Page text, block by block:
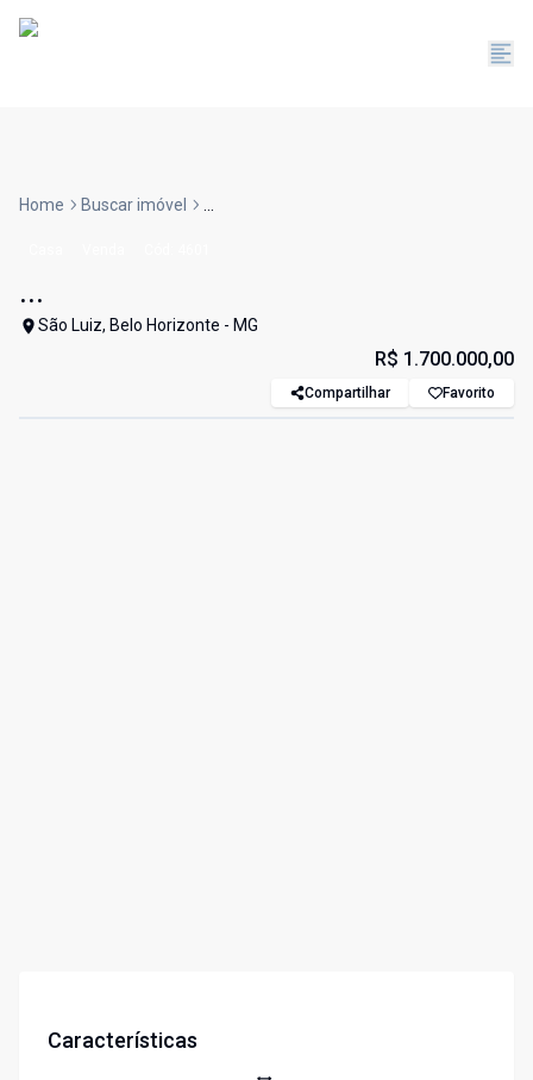
Home Buscar imóvel ...
...
São Luiz, Belo Horizonte - MG
R$ 1.700.000,00
Compartilhar Favorito
Características